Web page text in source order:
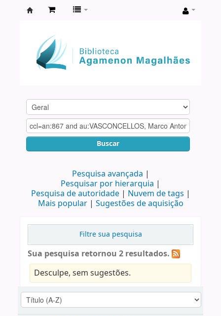
Agamenon
Magalhães
Buscar
Pesquisa avançada
Pesquisar por hierarquia
Pesquisa de autoridade
Nuvem de tags
Mais popular
Sugestões de aquisição
Filtre sua pesquisa
Sua pesquisa retornou 2 resultados.
Desculpe, sem sugestões.